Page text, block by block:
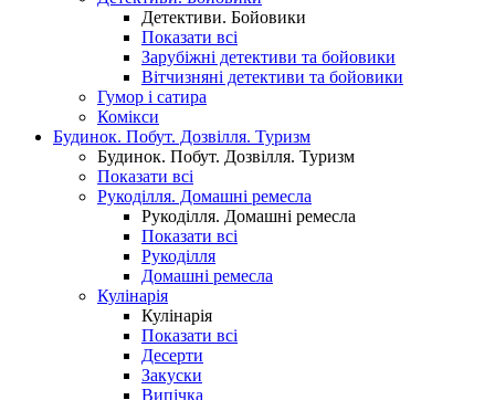
Детективи. Бойовики
Показати всі
Зарубіжні детективи та бойовики
Вітчизняні детективи та бойовики
Гумор і сатира
Комікси
Будинок. Побут. Дозвілля. Туризм
Будинок. Побут. Дозвілля. Туризм
Показати всі
Рукоділля. Домашні ремесла
Рукоділля. Домашні ремесла
Показати всі
Рукоділля
Домашні ремесла
Кулінарія
Кулінарія
Показати всі
Десерти
Закуски
Випічка